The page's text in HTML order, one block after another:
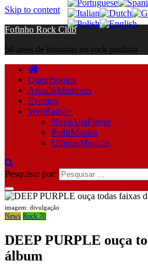
Skip to content
Fofinho Rock Club
56 anos de historias no rock paulista
QuemSomos
AreaDeMembros
Eventos
WebRadio+
NovaAbaPlayer
PedirMusica
UltimasMusicas
Pesquisar por:
imagem: divulgação
News Rock 70
DEEP PURPLE ouça
álbum